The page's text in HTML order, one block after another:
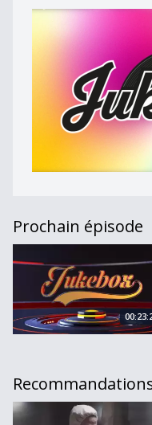
Prochain épisode
&quot;Dystopie&quot;